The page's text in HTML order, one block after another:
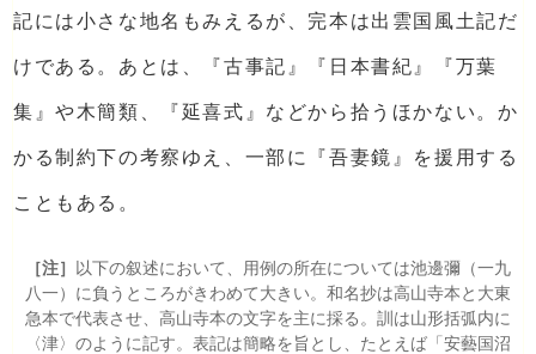
記には小さな地名もみえるが、完本は出雲国風土記だ
けである。あとは、『古事記』『日本書紀』『万葉
集』や木簡類、『延喜式』などから拾うほかない。か
かる制約下の考察ゆえ、一部に『吾妻鏡』を援用する
こともある。
［注］
以下の叙述において、用例の所在については池邊彌（一九
八一）に負うところがきわめて大きい。和名抄は高山寺本と大東
急本で代表させ、高山寺本の文字を主に採る。訓は山形括弧内に
〈津〉のように記す。表記は簡略を旨とし、たとえば「安藝国沼